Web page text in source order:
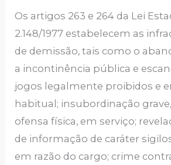
Os artigos 263 e 264 da Lei
2.148/1977 estabelecem as
de demissão, tais como o
a incontinência pública e
jogos legalmente proibidos e
habitual; insubordinação
ofensa física, em serviço;
de informação de caráter
em razão do cargo; crime